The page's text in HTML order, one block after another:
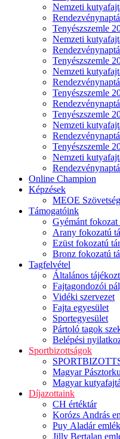
Nemzeti
Tenyészszemle
Nemzeti
Tenyészszemle
Nemzeti
Tenyészszemle
Tenyészszemle
Nemzeti
Tenyészszemle
Nemzeti
Online Champion
Képzések
MEOE
Támogatóink
Gyémánt
Arany fokozatú
Ezüst fokozatú
Bronz fokozatú
Tagfelvétel
Általános
Fajtagondozói
Vidéki szervezet
Fajta egyesület
Sportegyesület
Pártoló tagok
Belépési
Sportbizottságok
Magyar
Magyar
Díjazottaink
CH értéktár
Korózs András
Puy Aladár
Jilly Bertalan